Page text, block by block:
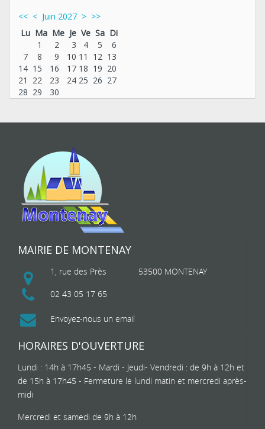
<< < Juin 2027 > >>
Lu Ma Me Je Ve Sa Di
1
2 3 4 5
6
7
8 9 10 11 12 13
14 15 16 17 18 19 20
21
22 23 24 25 26 27
28 29 30
MAIRIE DE MONTENAY
1, rue des Près
53500 MONTENAY
02 43 05 17 65
Envoyez-nous un email
HORAIRES D'OUVERTURE
Lundi : 14h à 17h45 - Mardi - Jeudi- Vendredi : de 9h à 12h et
de 15h à 17h45 - Fermeture le lundi matin et mercredi après-
midi
Mercredi et samedi de 9h à 12h